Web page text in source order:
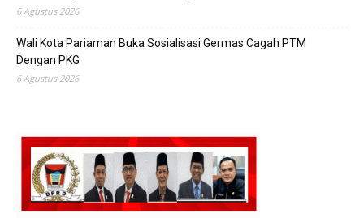
6 Agustus 2026
Wali Kota Pariaman Buka Sosialisasi Germas Cagah PTM
Dengan PKG
6 Agustus 2026